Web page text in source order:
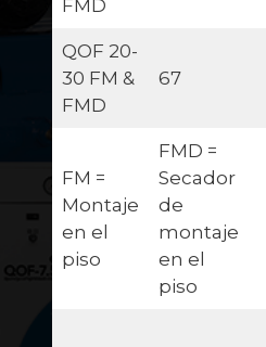
FMD
QOF 20-
30 FM &
FMD
67
FM =
Montaje
en el
piso
FMD =
Secador
de
montaje
en el
piso